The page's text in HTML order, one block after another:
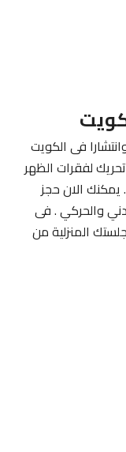
فى الكويت
لفقرات الظهر
يمكنك الان حجز
والحركي . فى
المنزلية من